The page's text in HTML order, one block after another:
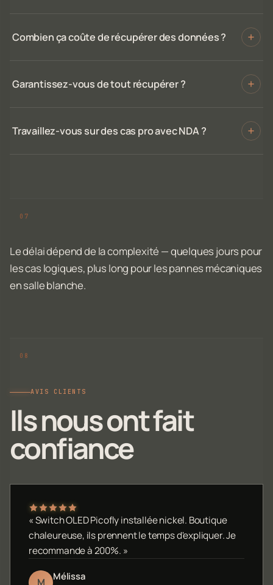
Combien ça coûte de récupérer des données ?
Garantissez-vous de tout récupérer ?
Travaillez-vous sur des cas pro avec NDA ?
Le délai dépend de la complexité — quelques jours pour
les cas logiques, plus long pour les pannes mécaniques
en salle blanche.
AVIS CLIENTS
Ils nous ont fait
confiance
« Switch OLED Picofly installée nickel. Boutique
chaleureuse, ils prennent le temps d'expliquer. Je
recommande à 200%. »
Mélissa